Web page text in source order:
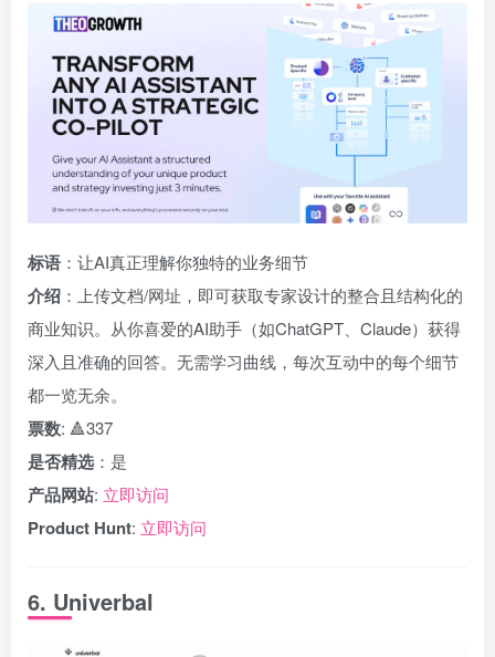
标语 ：让AI真正理解你独特的业务细节
介绍 ：上传文档/网址，即可获取专家设计的整合且结构化的
商业知识。从你喜爱的AI助手（如ChatGPT、Claude）获得
深入且准确的回答。无需学习曲线，每次互动中的每个细节
都一览无余。
票数: 🔺337
是否精选 ：是
产品网站: 立即访问
Product Hunt: 立即访问
6. Univerbal